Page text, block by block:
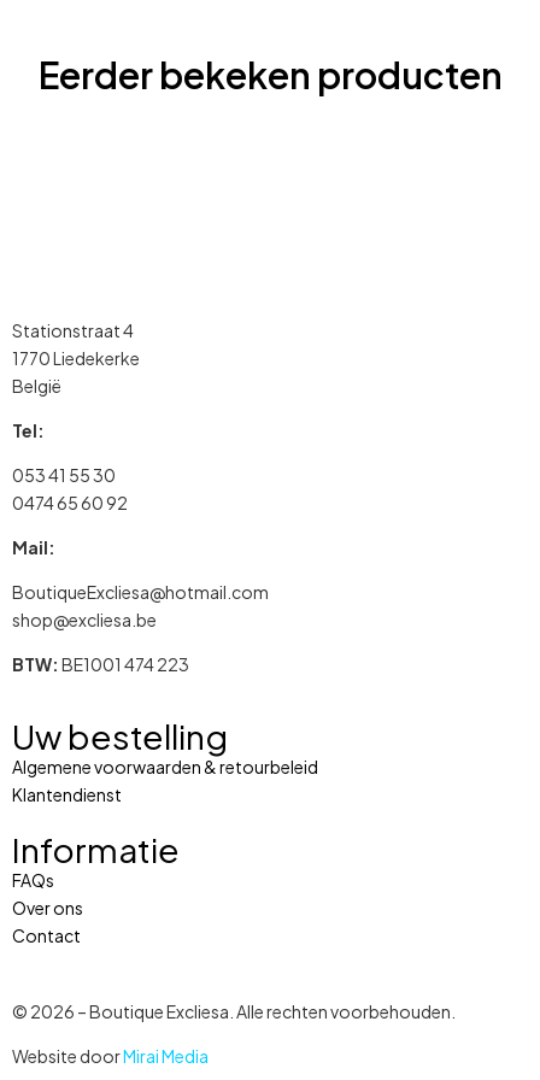
Eerder bekeken producten
Stationstraat 4
1770 Liedekerke
België
Tel:
053 41 55 30
0474 65 60 92
Mail:
BoutiqueExcliesa@hotmail.com
shop@excliesa.be
BTW: BE1001 474 223
Uw bestelling
Algemene voorwaarden & retourbeleid
Klantendienst
Informatie
FAQs
Over ons
Contact
© 2026 – Boutique Excliesa. Alle rechten voorbehouden.
Website doorMirai Media